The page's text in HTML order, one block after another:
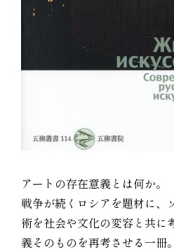
アートの存在意義とは何か。
戦争が続くロシアを題材に、
術を社会や文化の変容と共に
義そのものを再考させる一冊